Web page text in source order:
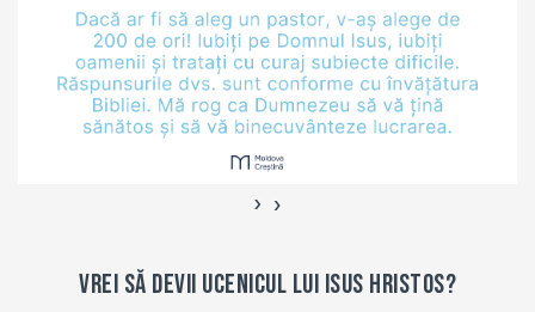
‹ ›
Vrei să devii ucenicul lui Isus Hristos?